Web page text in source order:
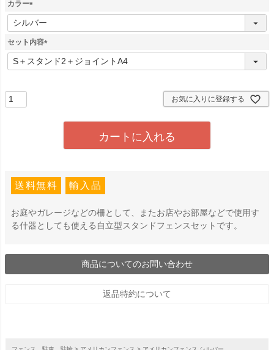
カラー
(
必
須
セット内容
(
必
お気に入りに登録する
カートに入れる
送料無料 輸入品
お庭やガレージなどの柵として、またお店やお部屋などで使用す
る什器としても使える自立型スタンドフェンスセットです。
商品についてのお問い合わせ
返品特約について